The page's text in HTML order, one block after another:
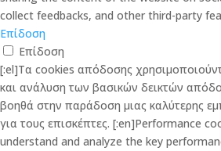
collect feedbacks, and other third-party
Επίδοση
Επίδοση
[:el]Τα cookies απόδοσης
και ανάλυση των βασικών δεικτών
βοηθά στην παράδοση μιας καλύτερης
για τους επισκέπτες. [:en]Performance
understand and analyze the key